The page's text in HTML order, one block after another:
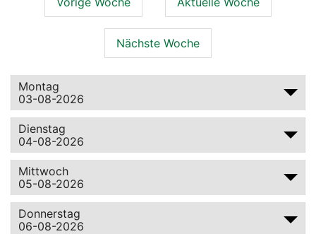
PSV Allgemein Beachvolleyball
Eis- und Stocksport Eishockey
Fußball
Historisches Fechten
Kraftsport Laufsport
Motorsport Radsport
Nächste Woche
Montag
03-08-2026
Dienstag
04-08-2026
Mittwoch
05-08-2026
Donnerstag
06-08-2026